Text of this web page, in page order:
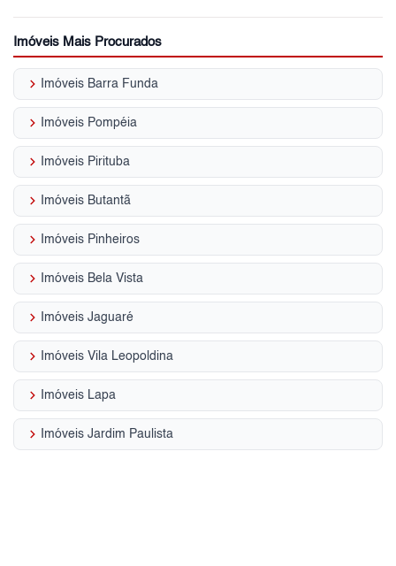
Imóveis Mais Procurados
keyboard_arrow_right Imóveis Barra Funda
keyboard_arrow_right Imóveis Pompéia
keyboard_arrow_right Imóveis Pirituba
keyboard_arrow_right Imóveis Butantã
keyboard_arrow_right Imóveis Pinheiros
keyboard_arrow_right Imóveis Bela Vista
keyboard_arrow_right Imóveis Jaguaré
keyboard_arrow_right Imóveis Vila Leopoldina
keyboard_arrow_right Imóveis Lapa
keyboard_arrow_right Imóveis Jardim Paulista